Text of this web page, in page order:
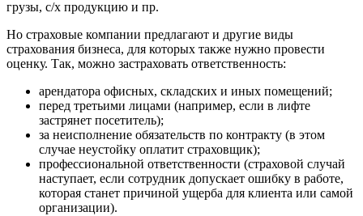
грузы, с/х продукцию и пр.
Но страховые компании предлагают и другие виды
страхования бизнеса, для которых также нужно провести
оценку. Так, можно застраховать ответственность:
арендатора офисных, складских и иных помещений;
перед третьими лицами (например, если в лифте
застрянет посетитель);
за неисполнение обязательств по контракту (в этом
случае неустойку оплатит страховщик);
профессиональной ответственности (страховой случай
наступает, если сотрудник допускает ошибку в работе,
которая станет причиной ущерба для клиента или самой
организации).
Дзержинский
Димитровград
Долгопрудный
Домодедово
Донецк
Дюртюли
Евпатория
Егорьевск